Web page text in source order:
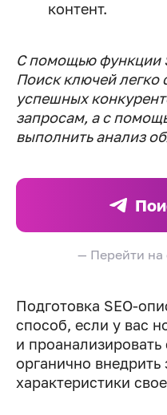
контент.
С помощью функции
Поиск ключей легко
успешных
запросам, а с
выполнить анализ
— Перейти на
Подготовка SEO-
способ, если у вас
и
органично
характеристики